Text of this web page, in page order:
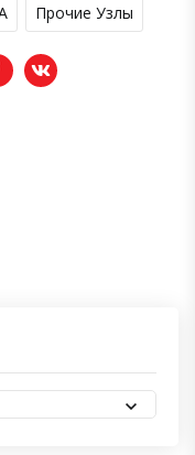
Прочие Узлы
вКонтакте